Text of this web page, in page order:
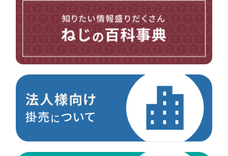
その他ねじ
電材・設備
切削工具